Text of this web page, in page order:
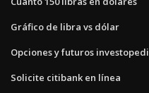
Gráfico de libra vs dólar
Opciones y futuros
Solicite citibank en línea